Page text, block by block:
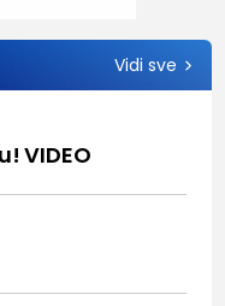
Vidi sve
VIDEO